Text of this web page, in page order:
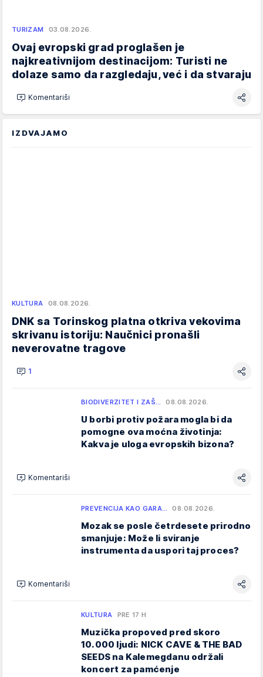
TURIZAM 03.08.2026.
Ovaj evropski grad proglašen je
najkreativnijom destinacijom: Turisti ne
dolaze samo da razgledaju, već i da stvaraju
Komentariši
IZDVAJAMO
KULTURA 08.08.2026.
DNK sa Torinskog platna otkriva vekovima
skrivanu istoriju: Naučnici pronašli
neverovatne tragove
1
BIODIVERZITET I ZAŠ… 08.08.2026.
U borbi protiv požara mogla bi da
pomogne ova moćna životinja:
Kakva je uloga evropskih bizona?
Komentariši
PREVENCIJA KAO GARA… 08.08.2026.
Mozak se posle četrdesete prirodno
smanjuje: Može li sviranje
instrumenta da uspori taj proces?
Komentariši
KULTURA PRE 17 H
Muzička propoved pred skoro
10.000 ljudi: NICK CAVE & THE BAD
SEEDS na Kalemegdanu održali
koncert za pamćenje